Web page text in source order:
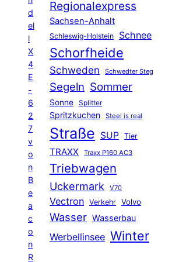
d
el
l
X
4
E
-
6
2
7
v
o
n
B
e
a
c
o
n
R
Regionalexpress
Sachsen-Anhalt
Schleswig-Holstein Schnee
Schorfheide
Schweden Schwedter Steg
Segeln Sommer
Sonne Splitter
Spritzkuchen Steel is real
Straße SUP Tier
TRAXX Traxx P160 AC3
Triebwagen
Uckermark V70
Vectron Verkehr Volvo
Wasser Wasserbau
Werbellinsee Winter